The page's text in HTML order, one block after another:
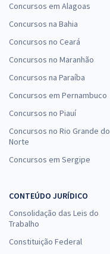
Concursos em Alagoas
Concursos na Bahia
Concursos no Ceará
Concursos no Maranhão
Concursos na Paraíba
Concursos em Pernambuco
Concursos no Piauí
Concursos no Rio Grande do
Norte
Concursos em Sergipe
CONTEÚDO JURÍDICO
Consolidação das Leis do
Trabalho
Constituição Federal